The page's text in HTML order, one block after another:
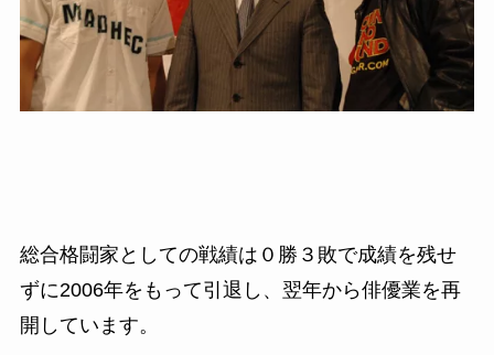
総合格闘家としての戦績は０勝３敗で成績を残せ
ずに2006年をもって引退し、 翌年から俳優業を再
開しています。